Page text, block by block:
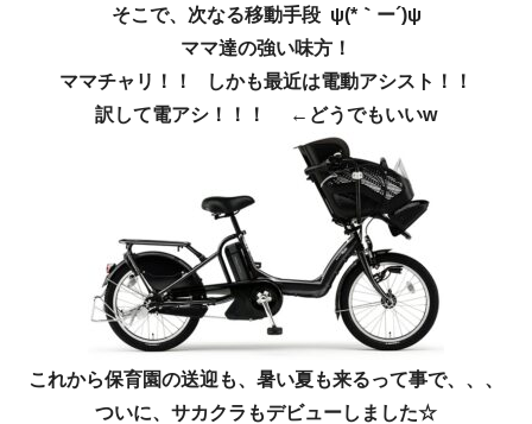
そこで、次なる移動手段 ψ(*｀ー´)ψ
ママ達の強い味方！
ママチャリ！！ しかも最近は電動アシスト！！
訳して電アシ！！！ ←どうでもいいw
これから保育園の送迎も、暑い夏も来るって事で、、、
ついに、サカクラもデビューしました☆